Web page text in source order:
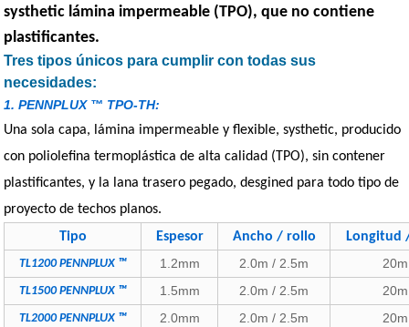
systhetic lámina impermeable (TPO), que no contiene
plastificantes.
Tres tipos únicos para cumplir con todas sus
necesidades:
1. PENNPLUX ™ TPO-TH:
Una sola capa, lámina impermeable y flexible, systhetic, producido
con poliolefina termoplástica de alta calidad (TPO), sin contener
plastificantes, y la lana trasero pegado, desgined para todo tipo de
proyecto de techos planos.
Tipo
Espesor Ancho / rollo Longitud
TL1200 PENNPLUX ™ 1.2mm 2.0m / 2.5m 20m
TL1500 PENNPLUX ™ 1.5mm 2.0m / 2.5m 20m
TL2000 PENNPLUX ™ 2.0mm 2.0m / 2.5m 20m